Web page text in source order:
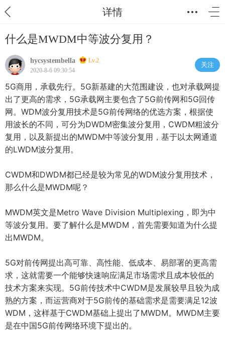
详情
什么是MWDM中等波分复用？
hycsystembella
Lv.2
2020-8-6 09:30:54
关注
5G商用，承载先行。5G新基建的大范围建设，也对承载网提
出了更高的需求，5G承载网主要包含了5G前传网和5G回传
网。WDM波分复用技术是5G前传网络的优选方案，根据使
用波长的不同，可分为DWDM密集波分复用，CWDM粗波分
复用，以及新提出的MWDM中等波分复用，基于以太网通道
的LWDM波分复用。
CWDM和DWDM都已经是较为常见的WDM波分复用技术，
那么什么是MWDM呢？
MWDM英文是Metro Wave Division Multiplexing，即为中
等波分复用。要了解什么是MWDM，首先需要知道为什么提
出MWDM。
5G对前传网提出高可靠、高性能、低成本、易部署的更高需
求，这就需要一个能够快速响应满足市场需求且成本较低的
技术方案来实现。5G前传技术中CWDM是发展较早且较为成
熟的方案，而运营商对于5G前传的基础需求是需要满足12波
WDM，这样基于CWDM基础上提出了MWDM。MWDM主要
是在中国5G前传网络环境下提出的。